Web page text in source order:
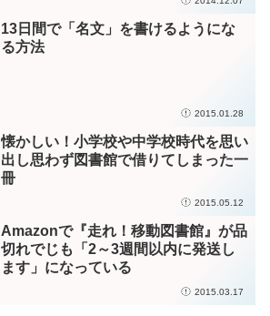
13日間で「名文」を書けるようにな
る方法
2015.01.28
懐かしい！小学校や中学校時代を思い
出し思わず図書館で借りてしまった一
冊
2015.05.12
Amazonで『走れ！移動図書館』が品
切れでじも「2～3週間以内に発送し
ます」になっている
2015.03.17